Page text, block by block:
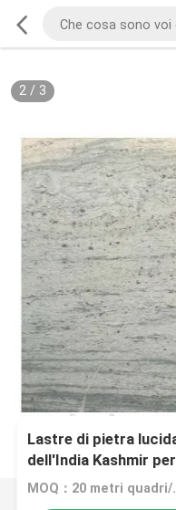
2/ 3
Lastre di pietra
dell'India Kashmir
MOQ：